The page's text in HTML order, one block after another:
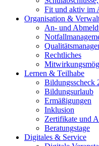
Fit und aktiv im
Organisation &
An- und
Rechtliches
Lernen & Teilhabe
Bildungsscheck
Bildungsurlaub
Ermäßigungen
Inklusion
Zertifikate und
Beratungstage
Digitales & Service